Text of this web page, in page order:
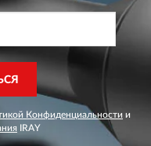
Конфиденциальности и
IRAY